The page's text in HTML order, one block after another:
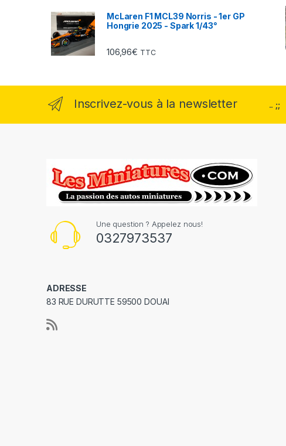
McLaren F1 MCL39 Norris - 1er GP
Hongrie 2025 - Spark 1/43°
106,96€ TTC
Inscrivez-vous à la newsletter .. ;;
Une question ? Appelez nous!
0327973537
ADRESSE
83 RUE DURUTTE 59500 DOUAI